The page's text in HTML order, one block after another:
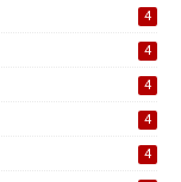
4
4
4
4
4